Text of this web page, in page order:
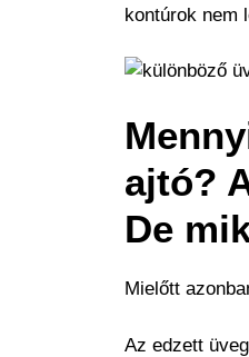
kontúrok nem
ajtó?
De
Mielőtt
Az edzett